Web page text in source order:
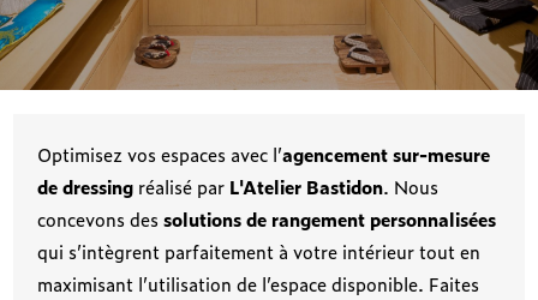
Optimisez vos espaces avec l’agencement sur-mesure
de dressing réalisé par L'Atelier Bastidon. Nous
concevons dessolutions de rangement personnalisées
qui s’intègrent parfaitement à votre intérieur tout en
maximisant l’utilisation de l’espace disponible. Faites